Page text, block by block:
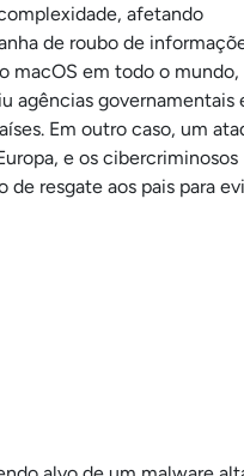
afetando
de roubo de
macOS em todo o mundo,
agências governamentais
Em outro caso, um
e os cibercriminosos
resgate aos pais para